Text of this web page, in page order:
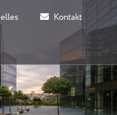
Kontakt